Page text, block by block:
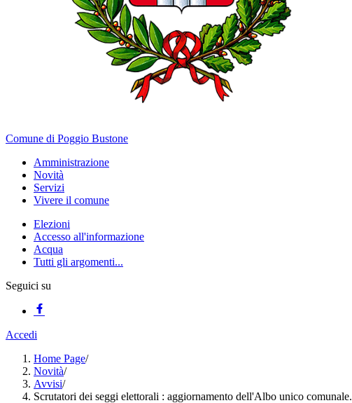
Comune di Poggio Bustone
Amministrazione
Novità
Servizi
Vivere il comune
Elezioni
Accesso all'informazione
Acqua
Tutti gli argomenti...
Seguici su
Accedi
Home Page/
Novità/
Avvisi/
Scrutatori dei seggi elettorali : aggiornamento dell'Albo unico comunale.